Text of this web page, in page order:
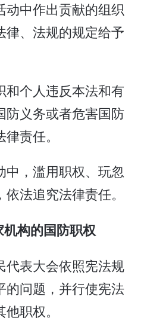
中作出贡献的组织
律、法规的规定给予
个人违反本法和有
防义务或者危害国防
责任。
中，滥用职权、玩忽
法追究法律责任。
构的国防职权
表大会依照宪法规
的问题，并行使宪法
职权。